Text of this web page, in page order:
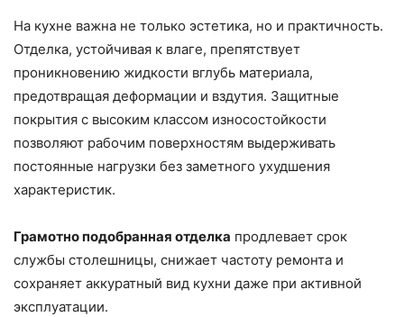
На кухне важна не только эстетика, но и практичность.
Отделка, устойчивая к влаге, препятствует
проникновению жидкости вглубь материала,
предотвращая деформации и вздутия. Защитные
покрытия с высоким классом износостойкости
позволяют рабочим поверхностям выдерживать
постоянные нагрузки без заметного ухудшения
характеристик.
Грамотно подобранная отделка продлевает срок
службы столешницы, снижает частоту ремонта и
сохраняет аккуратный вид кухни даже при активной
эксплуатации.